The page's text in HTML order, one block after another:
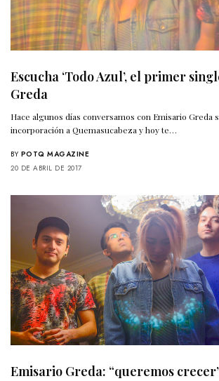
Escucha ‘Todo Azul’, el primer
Greda
Hace algunos días conversamos con Emisario Greda
incorporación a Quemasucabeza y hoy te…
BY POTQ MAGAZINE
20 DE ABRIL DE 2017
Emisario Greda: “queremos